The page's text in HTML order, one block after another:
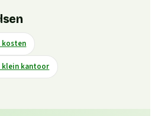
kosten
klein kantoor